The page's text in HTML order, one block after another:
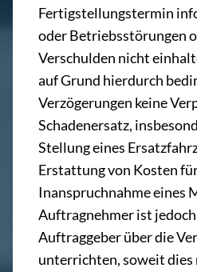
Fertigstellungstermin
oder Betriebsstörungen
Verschulden nicht
auf Grund hierdurch
Verzögerungen keine
Schadenersatz,
Stellung eines
Erstattung von Kosten
Inanspruchnahme eines
Auftragnehmer ist
Auftraggeber über die
unterrichten, soweit dies